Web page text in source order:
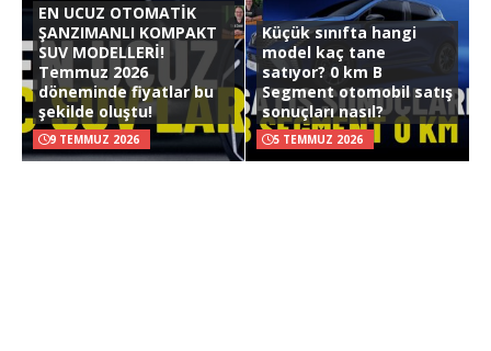
EN UCUZ OTOMATİK
ŞANZIMANLI KOMPAKT
SUV MODELLERİ!
Temmuz 2026
döneminde fiyatlar bu
şekilde oluştu!
9 TEMMUZ 2026
Küçük sınıfta hangi
model kaç tane
satıyor? 0 km B
Segment otomobil satış
sonuçları nasıl?
5 TEMMUZ 2026